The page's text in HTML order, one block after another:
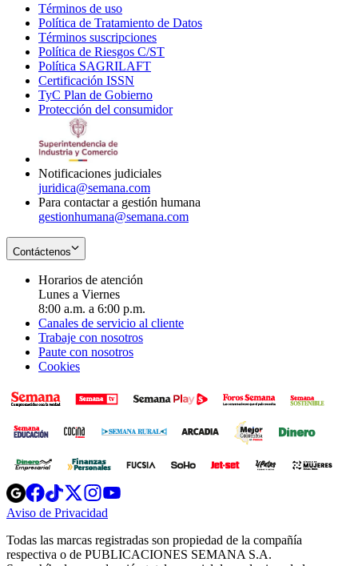
Términos de uso
in
new
window
Política de Tratamiento de Datos
Términos suscripciones
in
Política de Riesgos C/ST
Política SAGRILAFT
new
window
Certificación ISSN
in
new
TyC Plan de Gobierno
in
Protección del consumidorOpens
Notificaciones judiciales
juridica@semana.com
Para contactar a gestión humana
gestionhumana@semana.com
Contáctenos
Horarios de atención
Lunes a Viernes
8:00 a.m. a 6:00 p.m.
Canales de servicio al cliente
Trabaje con nosotros
Paute con nosotros
Cookies
Opens
in
new
Opens
in
new
Opens
in
new
window
Opens
new
windowwindow
Aviso de Privacidad
new
window
Todas las marcas registradas son propiedad de la compañía
respectiva o de PUBLICACIONES SEMANA S.A.